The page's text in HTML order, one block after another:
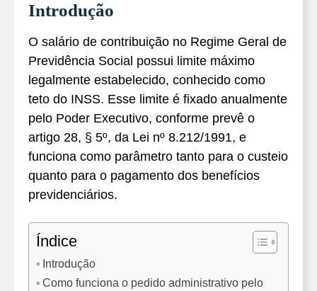
Introdução
O salário de contribuição no Regime Geral de
Previdência Social possui limite máximo
legalmente estabelecido, conhecido como
teto do INSS. Esse limite é fixado anualmente
pelo Poder Executivo, conforme prevê o
artigo 28, § 5º, da Lei nº 8.212/1991, e
funciona como parâmetro tanto para o custeio
quanto para o pagamento dos benefícios
previdenciários.
Índice
Introdução
Como funciona o pedido administrativo pelo